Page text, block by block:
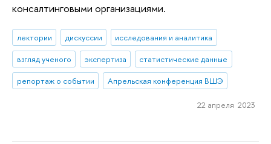
консалтинговыми организациями.
лектории дискуссии
исследования и аналитика
взгляд ученого
экспертиза
статистические данные
репортаж о событии
Апрельская конференция ВШЭ
22 апреля 2023